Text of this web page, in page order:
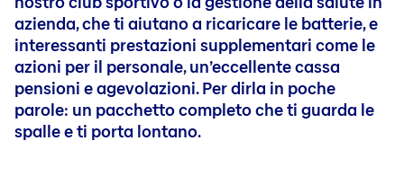
Innovations
Nos sites
Suisse
Allemagne
Luxembourg
Innovations
Ecosystem Mobility (EN)
Crash tests
Contact
Contact
Actionnaires
Acquisition d’actions
Registre des actions
Statuts
Actionnaires importants
Professionisti esperti
Carriera al servizio esterno
Domande e contatto
Posti di lavoro nelle nostre società nazionali
Carriera in Liechtenstein (FR)
azienda, che ti aiutano a ricaricare le batterie, e
interessanti prestazioni supplementari come le
azioni per il personale, un’eccellente cassa
pensioni e agevolazioni. Per dirla in poche
parole: un pacchetto completo che ti guarda le
spalle e ti porta lontano.